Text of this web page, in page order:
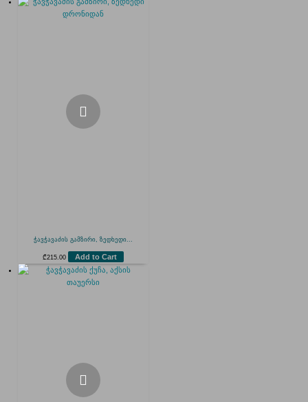
ჭავჭავაძის გამზირი, ზედხედი...
₾215.00 Add to Cart